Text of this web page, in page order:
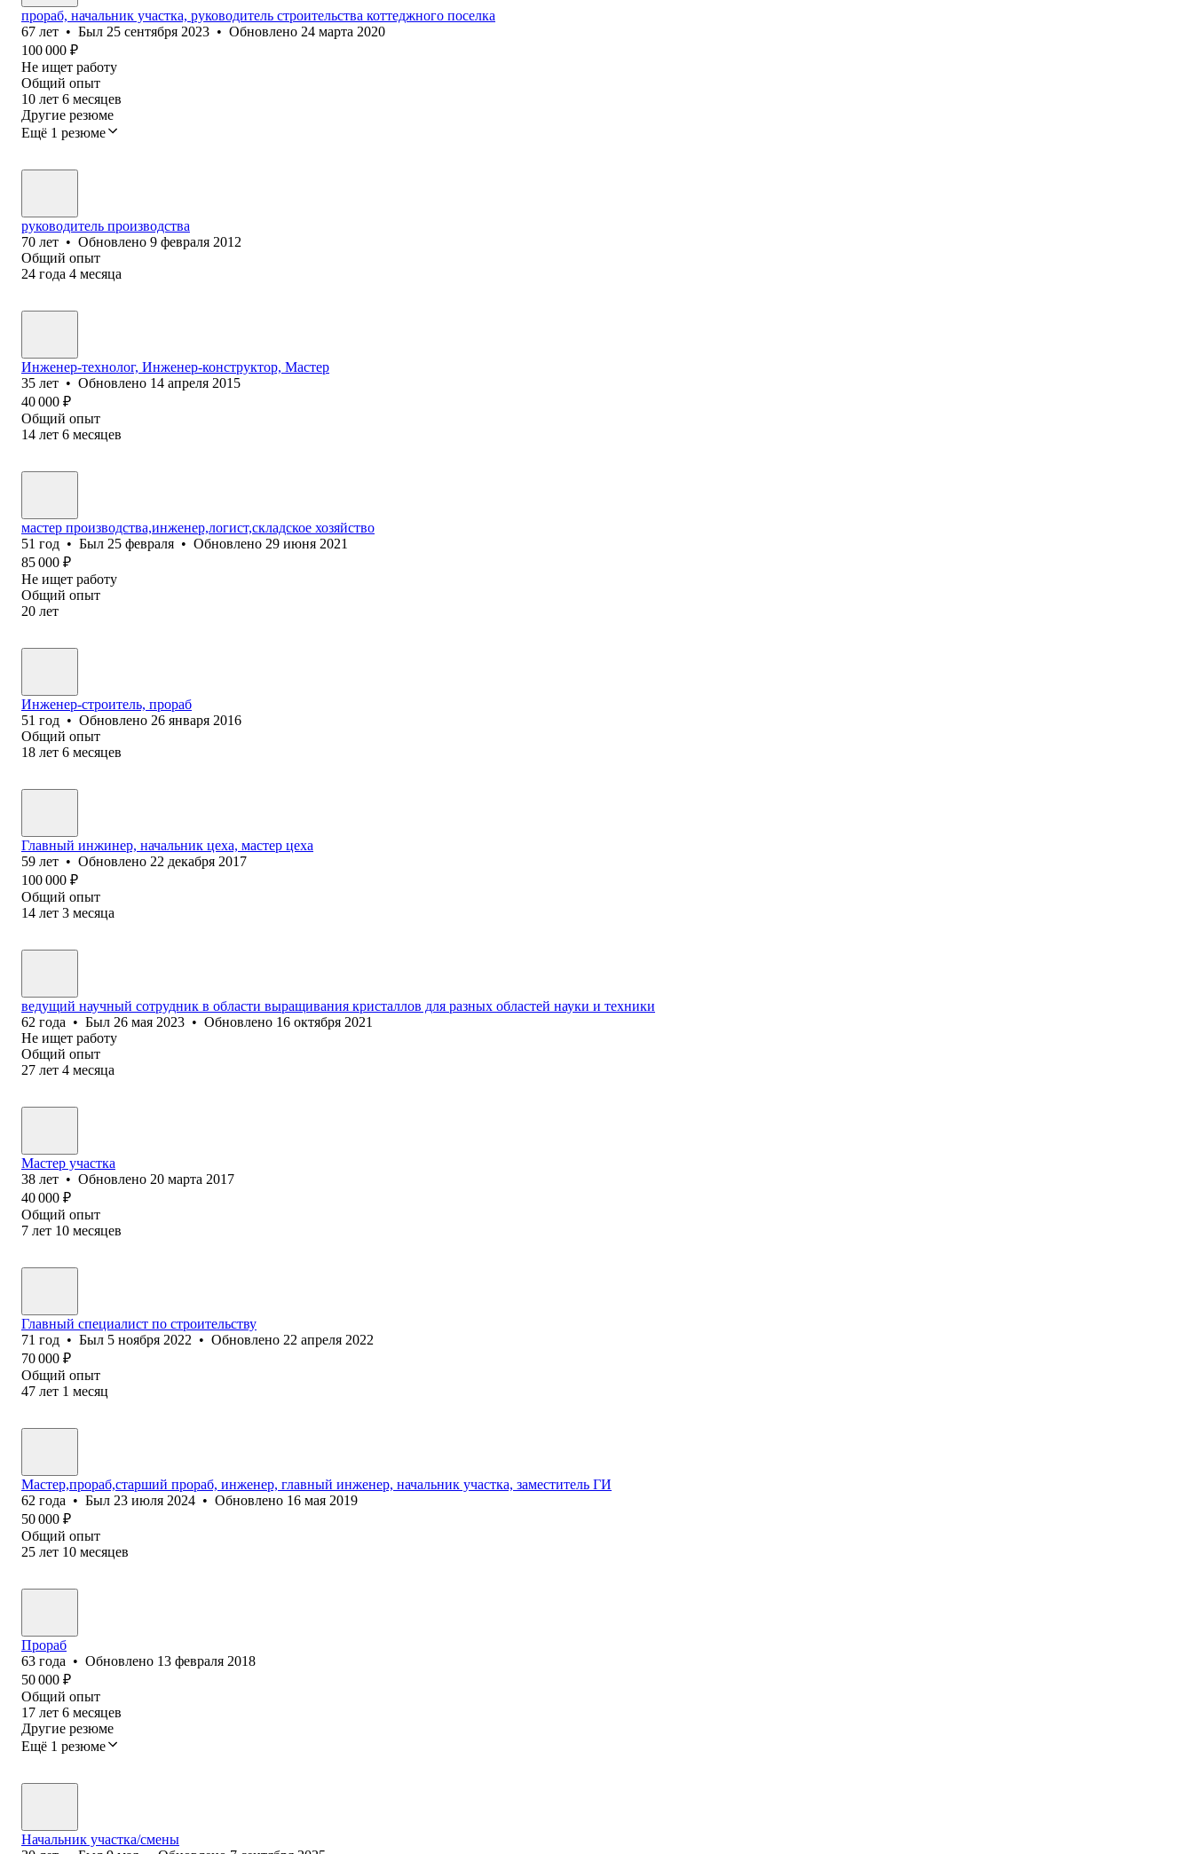
прораб, начальник участка, руководитель строительства коттеджного поселка
67 лет • Был 25 сентября 2023 • Обновлено 24 марта 2020
100 000 ₽
Не ищет работу
Общий опыт
10 лет 6 месяцев
Другие резюме
Ещё 1 резюме
руководитель производства
70 лет • Обновлено 9 февраля 2012
Общий опыт
24 года 4 месяца
Инженер-технолог, Инженер-конструктор, Мастер
35 лет • Обновлено 14 апреля 2015
40 000 ₽
Общий опыт
14 лет 6 месяцев
мастер производства,инженер,логист,складское хозяйство
51 год • Был 25 февраля • Обновлено 29 июня 2021
85 000 ₽
Не ищет работу
Общий опыт
20 лет
Инженер-строитель, прораб
51 год • Обновлено 26 января 2016
Общий опыт
18 лет 6 месяцев
Главный инжинер, начальник цеха, мастер цеха
59 лет • Обновлено 22 декабря 2017
100 000 ₽
Общий опыт
14 лет 3 месяца
ведущий научный сотрудник в области выращивания кристаллов для разных областей науки и техники
62 года • Был 26 мая 2023 • Обновлено 16 октября 2021
Не ищет работу
Общий опыт
27 лет 4 месяца
Мастер участка
38 лет • Обновлено 20 марта 2017
40 000 ₽
Общий опыт
7 лет 10 месяцев
Главный специалист по строительству
71 год • Был 5 ноября 2022 • Обновлено 22 апреля 2022
70 000 ₽
Общий опыт
47 лет 1 месяц
Мастер,прораб,старший прораб, инженер, главный инженер, начальник участка, заместитель ГИ
62 года • Был 23 июля 2024 • Обновлено 16 мая 2019
50 000 ₽
Общий опыт
25 лет 10 месяцев
Прораб
63 года • Обновлено 13 февраля 2018
50 000 ₽
Общий опыт
17 лет 6 месяцев
Другие резюме
Ещё 1 резюме
Начальник участка/смены